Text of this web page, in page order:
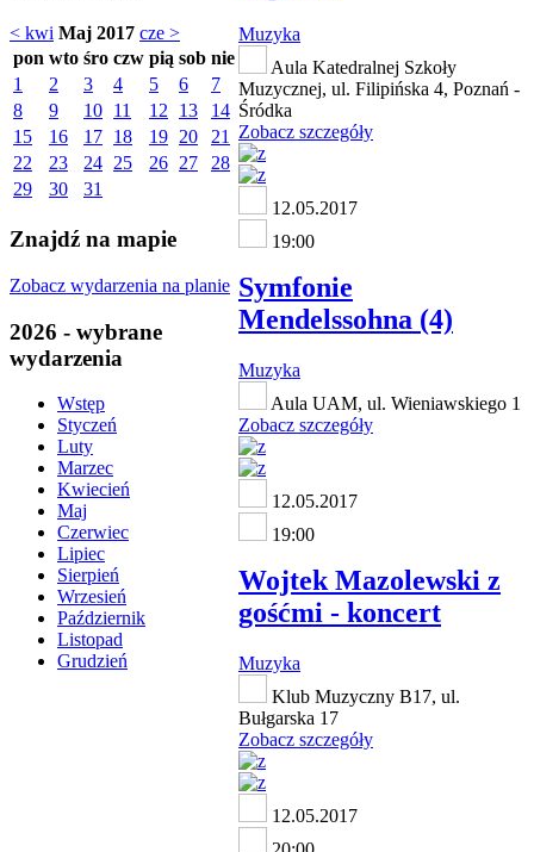
< kwi Maj 2017 cze >
pon wto śro czw pią sob nie
1
2 3 4 5 6
7
8
9 10 11 12 13
14
15
16 17 18 19 20
21
22
23 24 25 26 27
28
29
30 31
Znajdź na mapie
Zobacz wydarzenia na planie
2026 - wybrane
wydarzenia
Wstęp
Styczeń
Luty
Marzec
Kwiecień
Maj
Czerwiec
Lipiec
Sierpień
Wrzesień
Październik
Listopad
Grudzień
Muzyka
Aula Katedralnej Szkoły
Muzycznej, ul. Filipińska 4, Poznań -
Śródka
Zobacz szczegóły
12.05.2017
19:00
Symfonie
Mendelssohna (4)
Muzyka
Aula UAM, ul. Wieniawskiego 1
Zobacz szczegóły
12.05.2017
19:00
Wojtek Mazolewski z
gośćmi - koncert
Muzyka
Klub Muzyczny B17, ul.
Bułgarska 17
Zobacz szczegóły
12.05.2017